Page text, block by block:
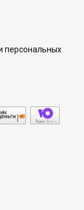
персональных